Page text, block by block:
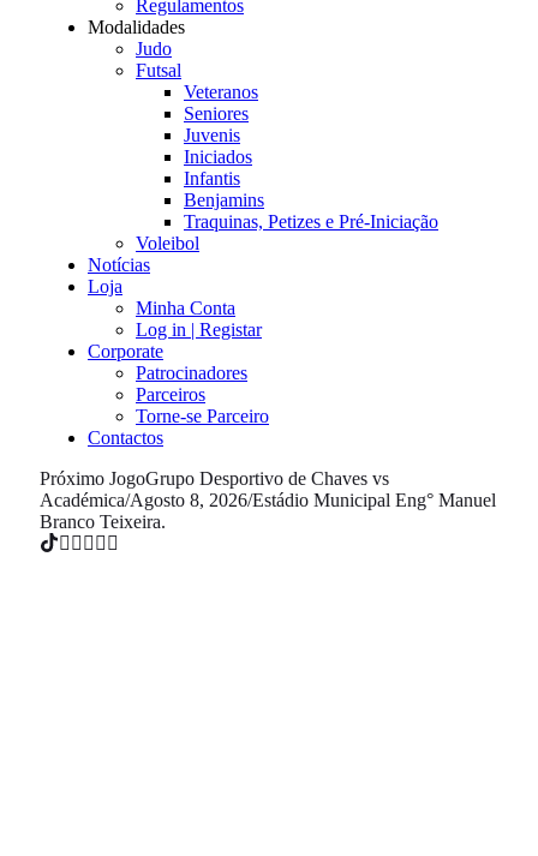
Regulamentos
Modalidades
Judo
Futsal
Veteranos
Seniores
Juvenis
Iniciados
Infantis
Benjamins
Traquinas, Petizes e Pré-Iniciação
Voleibol
Notícias
Loja
Minha Conta
Log in | Registar
Corporate
Patrocinadores
Parceiros
Torne-se Parceiro
Contactos
Próximo JogoGrupo Desportivo de Chaves vs
Académica/Agosto 8, 2026/Estádio Municipal Eng° Manuel
Branco Teixeira.